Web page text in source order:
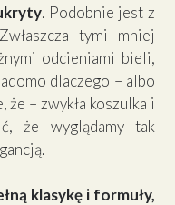
. Podobnie jest z
tymi mniej
odcieniami bieli,
dlaczego – albo
– zwykła koszulka i
że wyglądamy tak
klasykę i formuły,